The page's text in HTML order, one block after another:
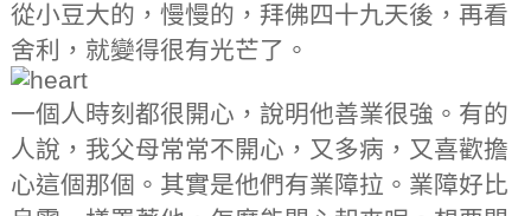
從小豆大的，慢慢的，拜佛四十九天後，再看
舍利，就變得很有光芒了。
一個人時刻都很開心，說明他善業很強。有的
人說，我父母常常不開心，又多病，又喜歡擔
心這個那個。其實是他們有業障拉。業障好比